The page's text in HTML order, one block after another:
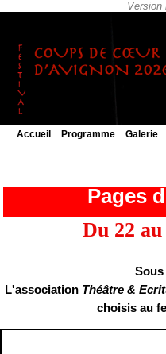
Accueil Programme Galerie
Pages
Du 22
L'association Théâtre &
choisis au